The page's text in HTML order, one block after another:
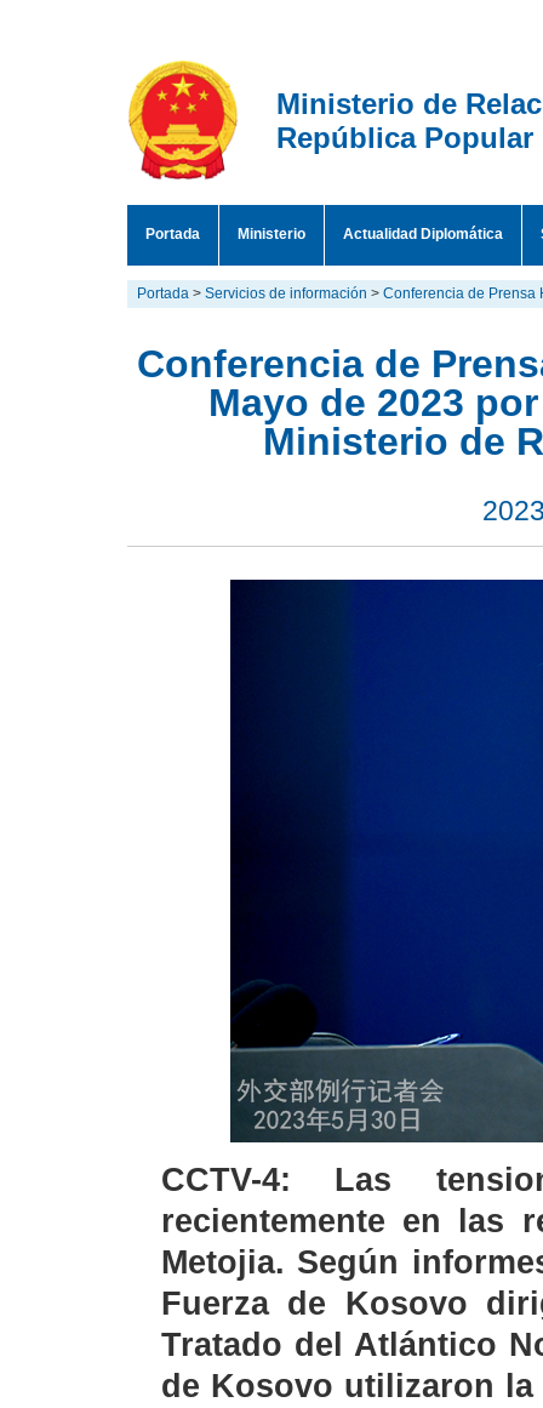
Ministerio de
República Popular
Portada Ministerio Actualidad Diplomática
Portada > Servicios de información > Conferencia de Prensa
Conferencia de
Mayo de 2023
Ministerio de
CCTV-4: Las
recientemente en las
Metojia. Según
Fuerza de Kosovo
Tratado del Atlántico
de Kosovo utilizaron